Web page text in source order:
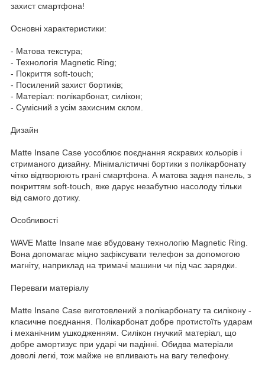
захист смартфона!
Основні характеристики:
- Матова текстура;
- Технологія Magnetic Ring;
- Покриття soft-touch;
- Посилений захист бортиків;
- Матеріал: полікарбонат, силікон;
- Сумісний з усім захисним склом.
Дизайн
Matte Insane Case уособлює поєднання яскравих кольорів і
стриманого дизайну. Мінімалістичні бортики з полікарбонату
чітко відтворюють грані смартфона. А матова задня панель, з
покриттям soft-touch, вже дарує незабутню насолоду тільки
від самого дотику.
Особливості
WAVE Matte Insane має вбудовану технологію Magnetic Ring.
Вона допомагає міцно зафіксувати телефон за допомогою
магніту, наприклад на тримачі машини чи під час зарядки.
Переваги матеріалу
Matte Insane Case виготовлений з полікарбонату та силікону -
класичне поєднання. Полікарбонат добре протистоїть ударам
і механічним ушкодженням. Силікон гнучкий матеріал, що
добре амортизує при ударі чи падінні. Обидва матеріали
доволі легкі, тож майже не впливають на вагу телефону.